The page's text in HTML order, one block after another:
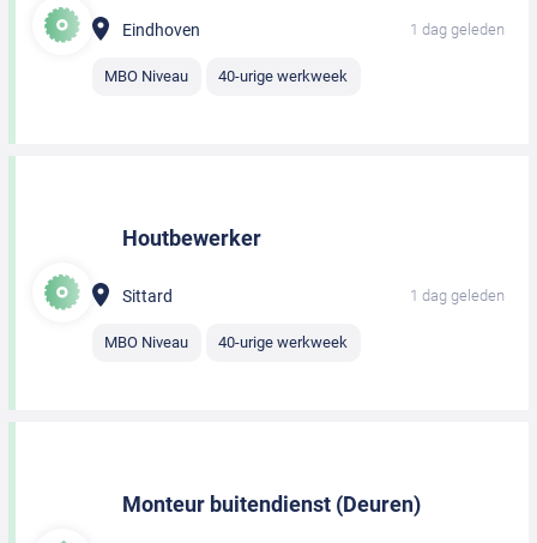
Eindhoven 1 dag geleden
MBO Niveau 40-urige werkweek
Houtbewerker
Sittard 1 dag geleden
MBO Niveau 40-urige werkweek
Monteur buitendienst (Deuren)